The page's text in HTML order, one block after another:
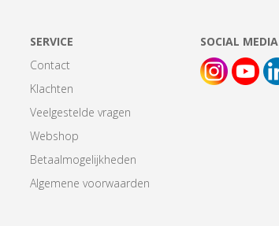
SERVICE
Contact
Klachten
Veelgestelde vragen
Webshop
Betaalmogelijkheden
Algemene voorwaarden
SOCIAL MEDIA